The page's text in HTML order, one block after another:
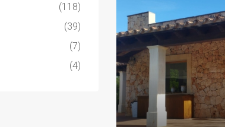
(118)
(39)
(7)
(4)